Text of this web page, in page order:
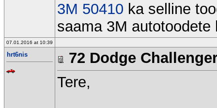
3M 50410 ka selline
saama 3M
07.01.2016 at 10:39
hrt6nis
72 Dodge
Tere,